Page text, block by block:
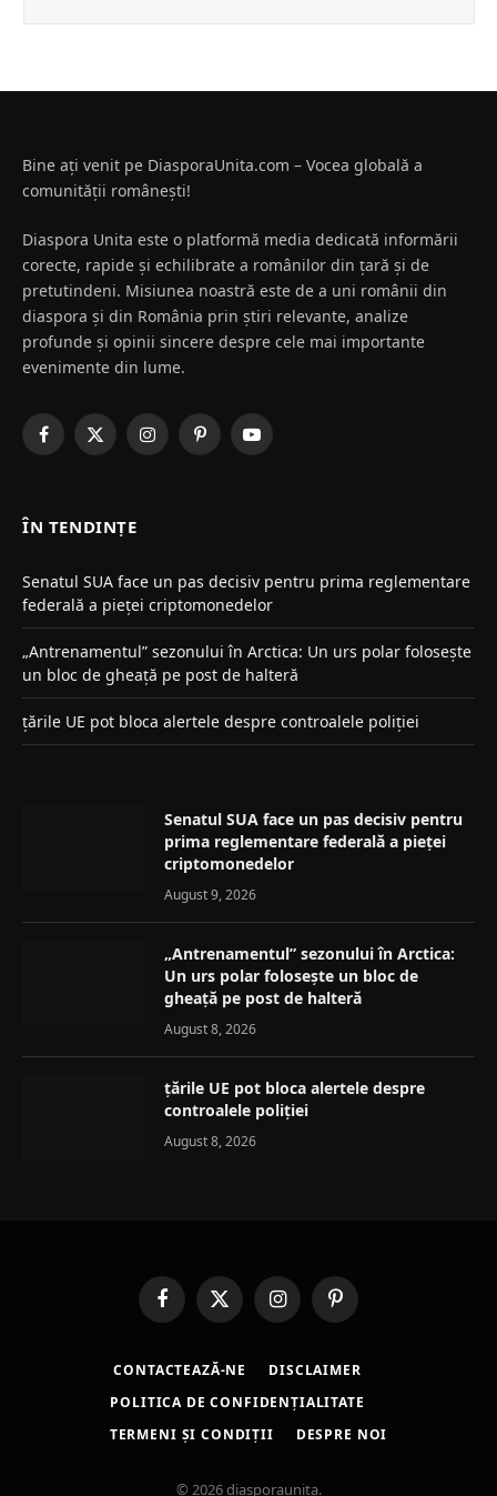
Bine ați venit pe DiasporaUnita.com – Vocea globală a
comunității românești!
Diaspora Unita este o platformă media dedicată informării
corecte, rapide și echilibrate a românilor din țară și de
pretutindeni. Misiunea noastră este de a uni românii din
diaspora și din România prin știri relevante, analize
profunde și opinii sincere despre cele mai importante
evenimente din lume.
Facebook
X
InstagramPinterestYouTube
ÎN TENDINȚE
Senatul SUA face un pas decisiv pentru prima reglementare
federală a pieței criptomonedelor
„Antrenamentul” sezonului în Arctica: Un urs polar folosește
un bloc de gheață pe post de halteră
țările UE pot bloca alertele despre controalele poliției
Senatul SUA face un pas decisiv pentru
prima reglementare federală a pieței
criptomonedelor
August 9, 2026
„Antrenamentul” sezonului în Arctica:
Un urs polar folosește un bloc de
gheață pe post de halteră
August 8, 2026
țările UE pot bloca alertele despre
controalele poliției
August 8, 2026
FacebookX
(Twitter)
InstagramPinterest
CONTACTEAZĂ-NE
DISCLAIMER
POLITICA DE CONFIDENȚIALITATE
TERMENI ȘI CONDIȚII
DESPRE NOI
© 2026 diasporaunita.